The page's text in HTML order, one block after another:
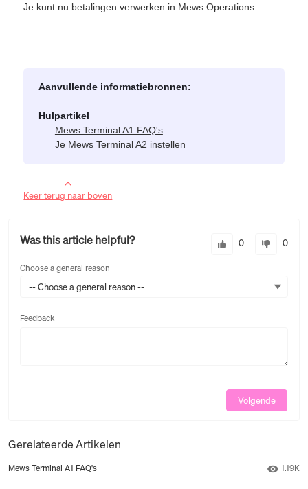
Je kunt nu betalingen verwerken in Mews Operations.
Aanvullende informatiebronnen:
Hulpartikel
Mews Terminal A1 FAQ's
Je Mews Terminal A2 instellen
Keer terug naar boven
Was this article helpful? 0 0
Choose a general reason
-- Choose a general reason --
Feedback
Volgende
Gerelateerde Artikelen
Mews Terminal A1 FAQ's Aantal
1.19K